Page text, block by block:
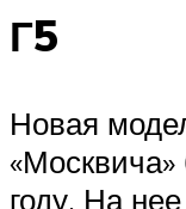
Г5
Новая
году. На